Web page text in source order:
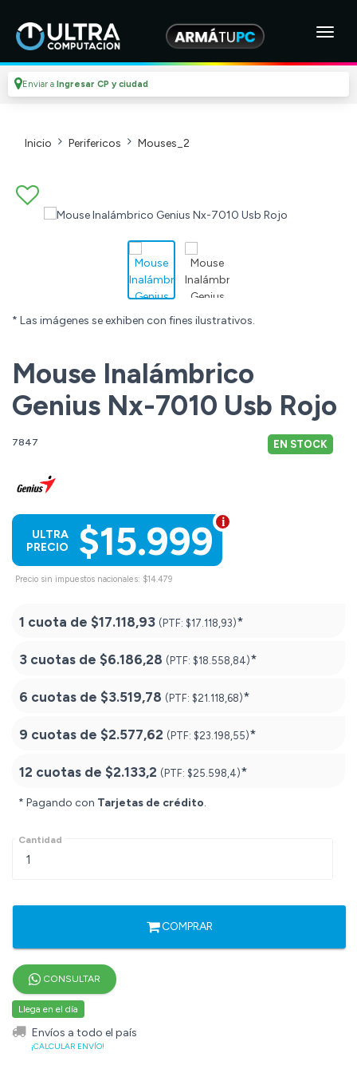
Enviar a Ingresar CP y ciudad
Inicio Perifericos Mouses_2
* Las imágenes se exhiben con fines ilustrativos.
Mouse Inalámbrico
Genius Nx-7010 Usb Rojo
7847 EN STOCK
$15.999
ULTRA
PRECIO
Precio sin impuestos nacionales: $14.479
1 cuota de $17.118,93 (PTF: $17.118,93)*
3 cuotas de $6.186,28 (PTF: $18.558,84)*
6 cuotas de $3.519,78 (PTF: $21.118,68)*
9 cuotas de $2.577,62 (PTF: $23.198,55)*
12 cuotas de $2.133,2 (PTF: $25.598,4)*
* Pagando con Tarjetas de crédito.
Cantidad
COMPRAR
CONSULTAR
Llega en el día
Envíos a todo el país
¡CALCULAR ENVÍO!